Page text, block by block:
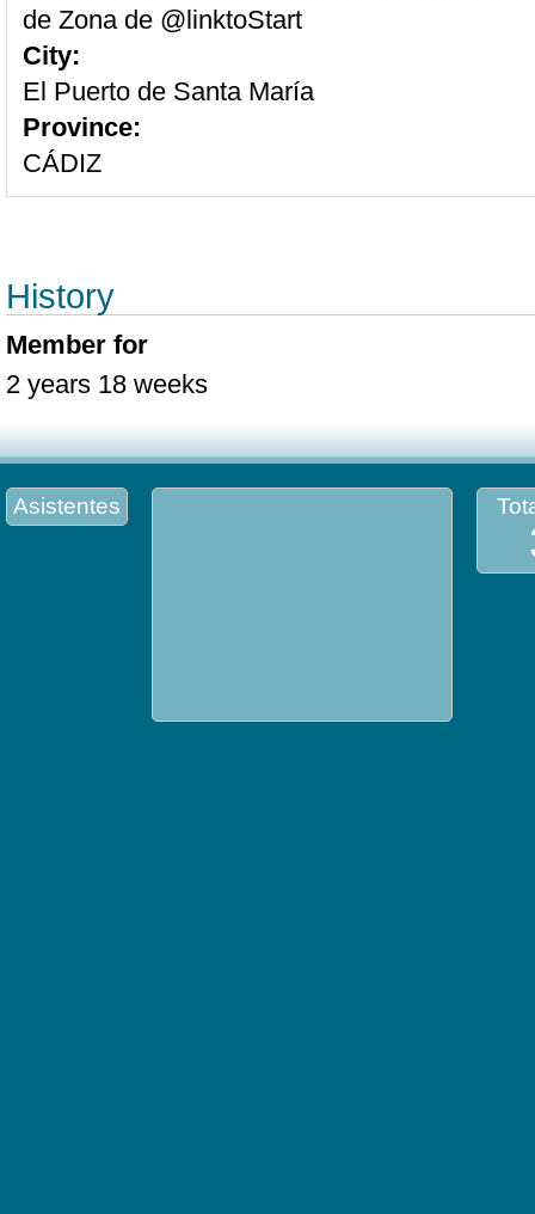
de Zona de @linktoStart
City:
El Puerto de Santa María
Province:
CÁDIZ
History
Member for
2 years 18 weeks
Asistentes